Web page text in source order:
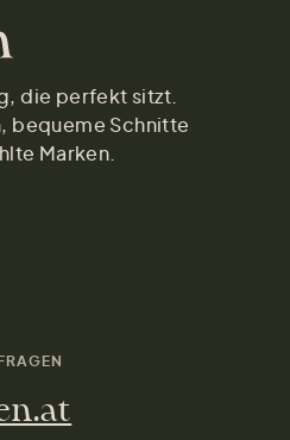
die perfekt sitzt.
bequeme Schnitte
Marken.